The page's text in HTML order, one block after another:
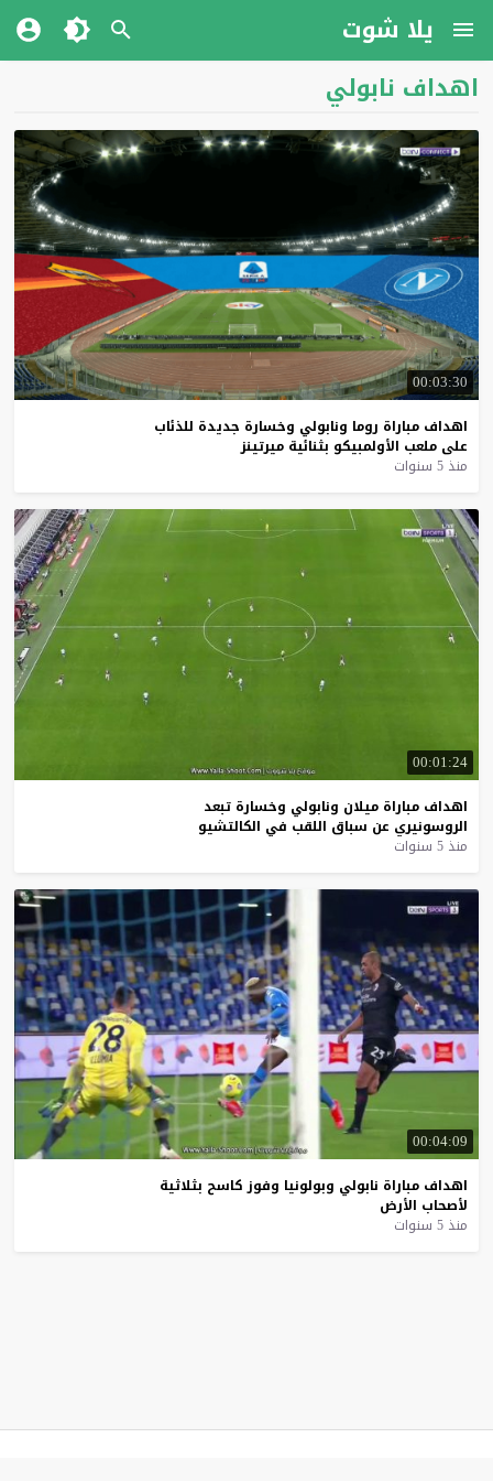
يلا شوت
اهداف نابولي
00:03:30
اهداف مباراة روما ونابولي وخسارة جديدة للذئاب
على ملعب الأولمبيكو بثنائية ميرتينز
منذ 5 سنوات
00:01:24
اهداف مباراة ميلان ونابولي وخسارة تبعد
الروسونيري عن سباق اللقب في الكالتشيو
منذ 5 سنوات
00:04:09
اهداف مباراة نابولي وبولونيا وفوز كاسح بثلاثية
لأصحاب الأرض
منذ 5 سنوات